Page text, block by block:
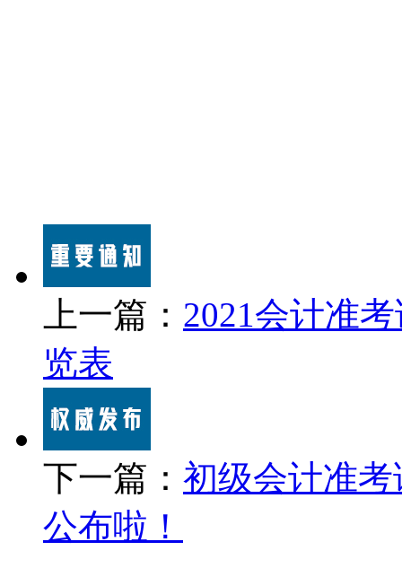
上一篇： 2021会计准
览表
下一篇： 初级会计准
公布啦！